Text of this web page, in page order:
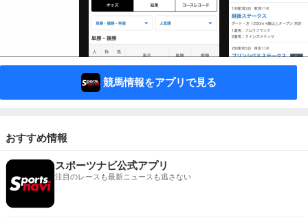
競馬情報をアプリで見る
おすすめ情報
スポーツナビ公式アプリ
注目のレースも最新ニュースも逃さない